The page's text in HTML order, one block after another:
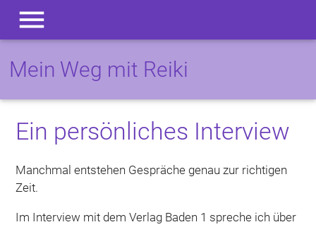

Mein Weg mit Reiki
Ein persönliches Interview
Manchmal entstehen Gespräche genau zur richtigen
Zeit.
Im Interview mit dem Verlag Baden 1 spreche ich über